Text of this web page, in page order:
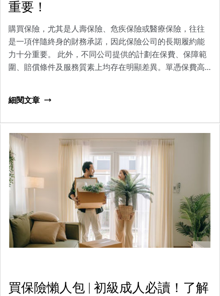
重要！
購買保險，尤其是人壽保險、危疾保險或醫療保險，往往
是一項伴隨終身的財務承諾，因此保險公司的長期履約能
力十分重要。 此外，不同公司提供的計劃在保費、保障範
圍、賠償條件及服務質素上均存在明顯差異。單憑保費高
性不足，對投保人未必有利。 因此，投保人須要掌握揀選
障範圍以及售後服務，才能作出客觀精明的選擇。
細閱文章
買保險懶人包 | 初級成人必讀！了解